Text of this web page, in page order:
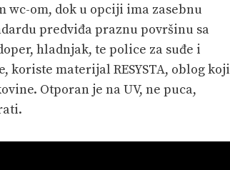
wc-om, dok u opciji ima zasebnu
predviđa praznu površinu sa
hladnjak, te police za suđe i
koriste materijal RESYSTA, oblog koji
Otporan je na UV, ne puca,